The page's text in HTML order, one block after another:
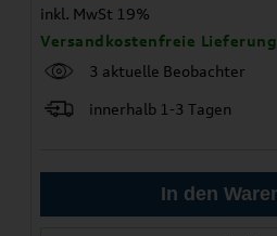
inkl. MwSt 19%
Versandkostenfreie Lieferung
3 aktuelle Beobachter
innerhalb 1-3 Tagen